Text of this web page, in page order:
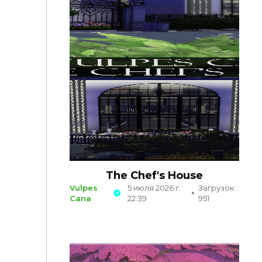
The Chef's House
Vulpes
Cana
5 июля 2026 г.
22:39
Загрузок:
951